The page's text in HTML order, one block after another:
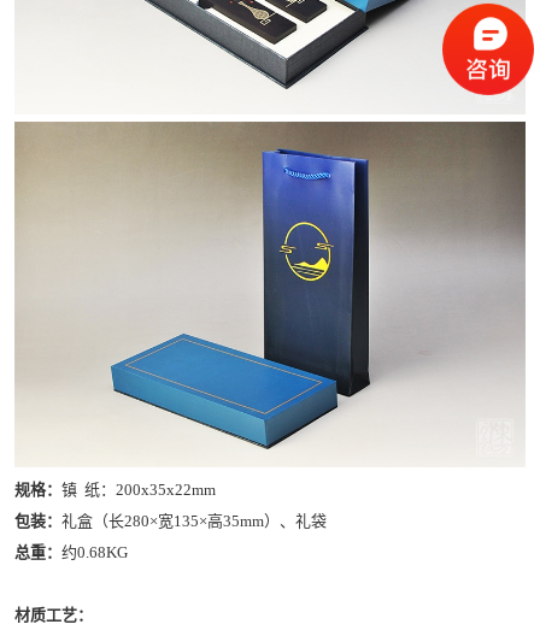
规格： 镇 纸：200x35x22mm
包装： 礼盒（长280×宽135×高35mm）、礼袋
总重： 约0.68KG
材质工艺：